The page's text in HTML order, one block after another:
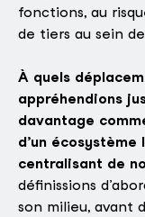
fonctions, au
de tiers au sein
À quels
appréhendions
davantage
d’un
centralisant de
définissions
son milieu, avant